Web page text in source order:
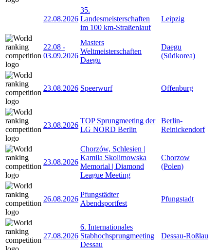
22.08.2026
35.
Landesmeisterschaften
im 100 km-Straßenlauf
Leipzig
22.08 -
03.09.2026
Masters
Weltmeisterschaften
Daegu
Daegu
(Südkorea)
23.08.2026 Speerwurf Offenburg
23.08.2026
TOP Sprungmeeting der
LG NORD Berlin
Berlin-
Reinickendorf
23.08.2026
Chorzów, Schlesien |
Kamila Skolimowska
Memorial | Diamond
League Meeting
Chorzow
(Polen)
26.08.2026
Pfungstädter
Abendsportfest
Pfungstadt
27.08.2026
6. Internationales
Stabhochsprungmeeting
Dessau
Dessau-Roßlau